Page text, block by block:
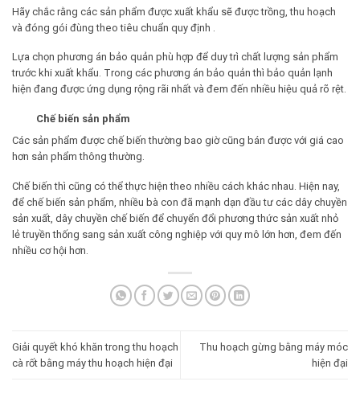
Hãy chắc rằng các sản phẩm được xuất khẩu sẽ được trồng, thu hoạch
và đóng gói đùng theo tiêu chuẩn quy định .
Lựa chọn phương án bảo quản phù hợp để duy trì chất lượng sản phẩm
trước khi xuất khẩu. Trong các phương án bảo quản thì bảo quản lạnh
hiện đang được ứng dụng rộng rãi nhất và đem đến nhiều hiệu quả rõ rệt.
Chế biến sản phẩm
Các sản phẩm được chế biến thường bao giờ cũng bán được với giá cao
hơn sản phẩm thông thường.
Chế biến thì cũng có thể thực hiện theo nhiều cách khác nhau. Hiện nay,
để chế biến sản phẩm, nhiều bà con đã mạnh dạn đầu tư các dây chuyền
sản xuất , dây chuyền chế biến để chuyển đổi phương thức sản xuất nhỏ
lẻ truyền thống sang sản xuất công nghiệp với quy mô lớn hơn, đem đến
nhiều cơ hội hơn.
Giải quyết khó khăn trong thu hoạch
cà rốt bằng máy thu hoạch hiện đại
Thu hoạch gừng bằng máy móc
hiện đại